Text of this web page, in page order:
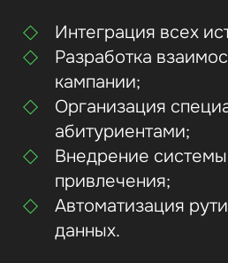
Интеграция всех
Разработка
кампании;
Организация
абитуриентами;
Внедрение
привлечения;
Автоматизация
данных.